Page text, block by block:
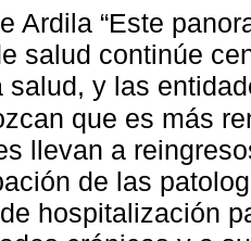
Ardila “Este
salud continúe
salud, y las
que es más
llevan a
de las
hospitalización